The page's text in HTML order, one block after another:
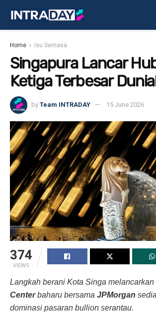
Home Isu Semasa
Singapura Lancar
Ketiga Terbesar
by Team INTRADAY 15 June 2026
374
VIEWS
Langkah berani Kota Singa melancarkan
Centerbaharu bersama JPMorgan
dominasi pasaran bullion serantau.